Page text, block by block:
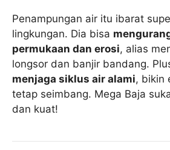
Penampungan air itu ibarat
lingkungan. Dia bisa
permukaan dan erosi, alias
longsor dan banjir bandang.
menjaga siklus air alami, bikin
tetap seimbang. Mega Baja
dan kuat!